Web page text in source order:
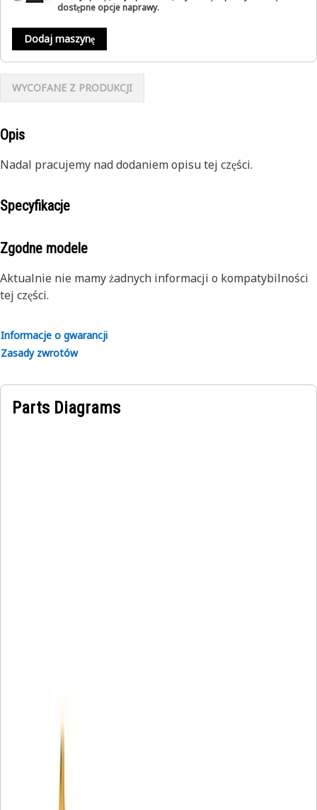
dostępne opcje naprawy.
Dodaj maszynę
WYCOFANE Z PRODUKCJI
Opis
Nadal pracujemy nad dodaniem opisu tej części.
Specyfikacje
Zgodne modele
Aktualnie nie mamy żadnych informacji o kompatybilności
tej części.
Informacje o gwarancji
Zasady zwrotów
Parts Diagrams